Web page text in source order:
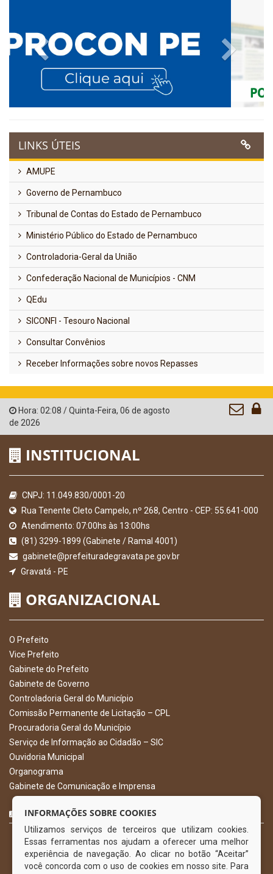
Previous Next
LINKS ÚTEIS
AMUPE
Governo de Pernambuco
Tribunal de Contas do Estado de Pernambuco
Ministério Público do Estado de Pernambuco
Controladoria-Geral da União
Confederação Nacional de Municípios - CNM
QEdu
SICONFI - Tesouro Nacional
Consultar Convênios
Receber Informações sobre novos Repasses
Hora: 02:08 /Quinta-Feira, 06 de agosto
de 2026
INSTITUCIONAL
CNPJ: 11.049.830/0001-20
Rua Tenente Cleto Campelo, nº 268, Centro - CEP: 55.641-000
Atendimento: 07:00hs às 13:00hs
(81) 3299-1899 (Gabinete / Ramal 4001)
gabinete@prefeituradegravata.pe.gov.br
Gravatá - PE
ORGANIZACIONAL
O Prefeito
Vice Prefeito
Gabinete do Prefeito
Gabinete de Governo
Controladoria Geral do Município
Comissão Permanente de Licitação – CPL
Procuradoria Geral do Município
Serviço de Informação ao Cidadão – SIC
Ouvidoria Municipal
Organograma
Gabinete de Comunicação e Imprensa
CURTA NOSSA FAN PAGE
INFORMAÇÕES SOBRE COOKIES
Utilizamos serviços de terceiros que utilizam cookies.
Essas ferramentas nos ajudam a oferecer uma melhor
experiência de navegação. Ao clicar no botão “Aceitar”
você concorda com o uso de cookies em nosso site. Para